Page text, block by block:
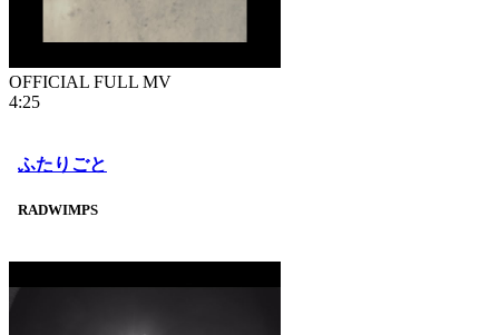
OFFICIAL FULL MV
4:25
ふたりごと
RADWIMPS